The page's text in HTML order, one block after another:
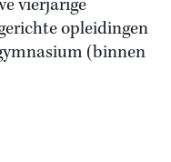
vierjarige
opleidingen
(binnen